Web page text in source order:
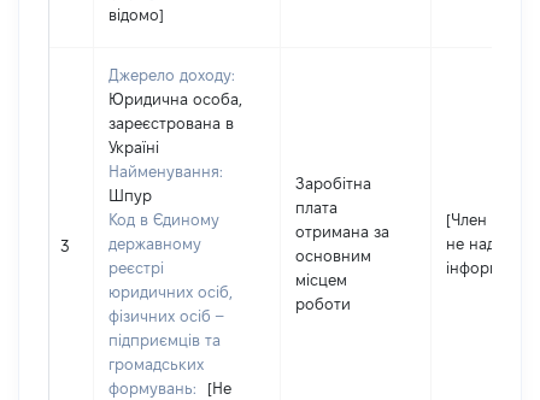
відомо]
3
Джерело доходу:
Юридична особа,
зареєстрована в
Україні
Найменування:
Шпур
Код в Єдиному
державному
реєстрі
юридичних осіб,
фізичних осіб –
підприємців та
громадських
формувань:
[Не
Заробітна
плата
отримана за
основним
місцем
роботи
[Член сім'ї
не надав
інформацію]